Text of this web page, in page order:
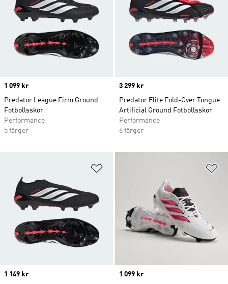
Price
1 099 kr
Predator League Firm Ground
Fotbollsskor
Performance
5 färger
Price
3 299 kr
Predator Elite Fold-Over Tongue
Artificial Ground Fotbollsskor
Performance
6 färger
Price
1 149 kr
Price
1 099 kr